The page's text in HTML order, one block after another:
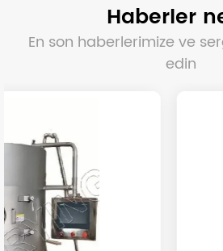
Haberler
En son haberlerimize ve
edin